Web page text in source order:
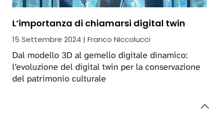
L’importanza di chiamarsi digital twin
15 Settembre 2024 | Franco Niccolucci
Dal modello 3D al gemello digitale dinamico:
l’evoluzione del digital twin per la conservazione
del patrimonio culturale